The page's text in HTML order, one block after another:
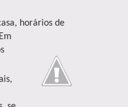
horários de